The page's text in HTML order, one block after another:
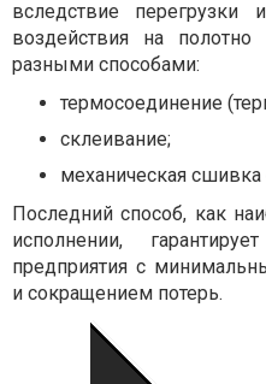
вследствие перегрузки
воздействия на
разными способами:
термосоединение
склеивание;
механическая
Последний способ, как
исполнении,
предприятия с
и сокращением потерь.